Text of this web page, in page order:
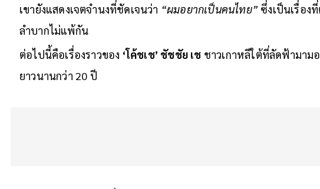
เขายังแสดงเจตจำนงที่ชัดเจนว่า “ผมอยากเป็นคนไทย” ซึ่งเป็นเรื่อง
ลำบากไม่แพ้กัน
ต่อไปนี้คือเรื่องราวของ ‘โค้ชเช’ ชัชชัย เช ชาวเกาหลีใต้ที่ลัดฟ้ามา
ยาวนานกว่า 20 ปี